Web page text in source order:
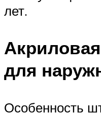
лет.
для
Особенность